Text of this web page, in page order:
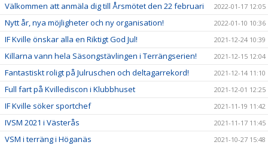
Välkommen att anmäla dig till Årsmötet den 22 februari 2022-01-17 12:05
Nytt år, nya möjligheter och ny organisation! 2022-01-10 10:36
IF Kville önskar alla en Riktigt God Jul! 2021-12-24 10:39
Killarna vann hela Säsongstävlingen i Terrängserien! 2021-12-15 12:04
Fantastiskt roligt på Julruschen och deltagarrekord! 2021-12-14 11:10
Full fart på Kvillediscon i Klubbhuset 2021-12-01 12:25
IF Kville söker sportchef 2021-11-19 11:42
IVSM 2021 i Västerås 2021-11-17 11:45
VSM i terräng i Höganäs 2021-10-27 15:48